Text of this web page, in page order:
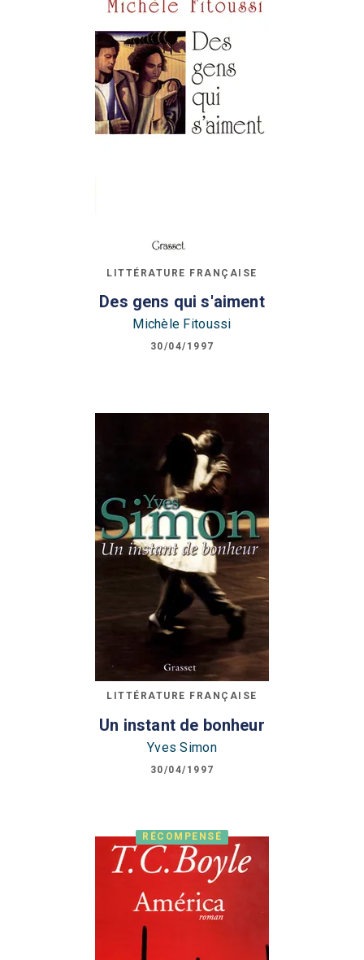
LITTÉRATURE FRANÇAISE
Des gens qui s'aiment
Michèle Fitoussi
30/04/1997
LITTÉRATURE FRANÇAISE
Un instant de bonheur
Yves Simon
30/04/1997
RÉCOMPENSÉ